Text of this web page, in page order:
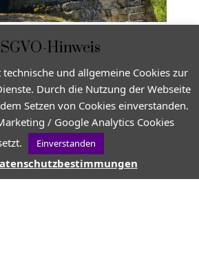
JEAN-CHRISTOPHE
Hinweis
technische und allgemeine Cookies zur
Durch die Nutzung der Webseite
Setzen von Cookies einverstanden.
/ Google Analytics Cookies
Einverstanden